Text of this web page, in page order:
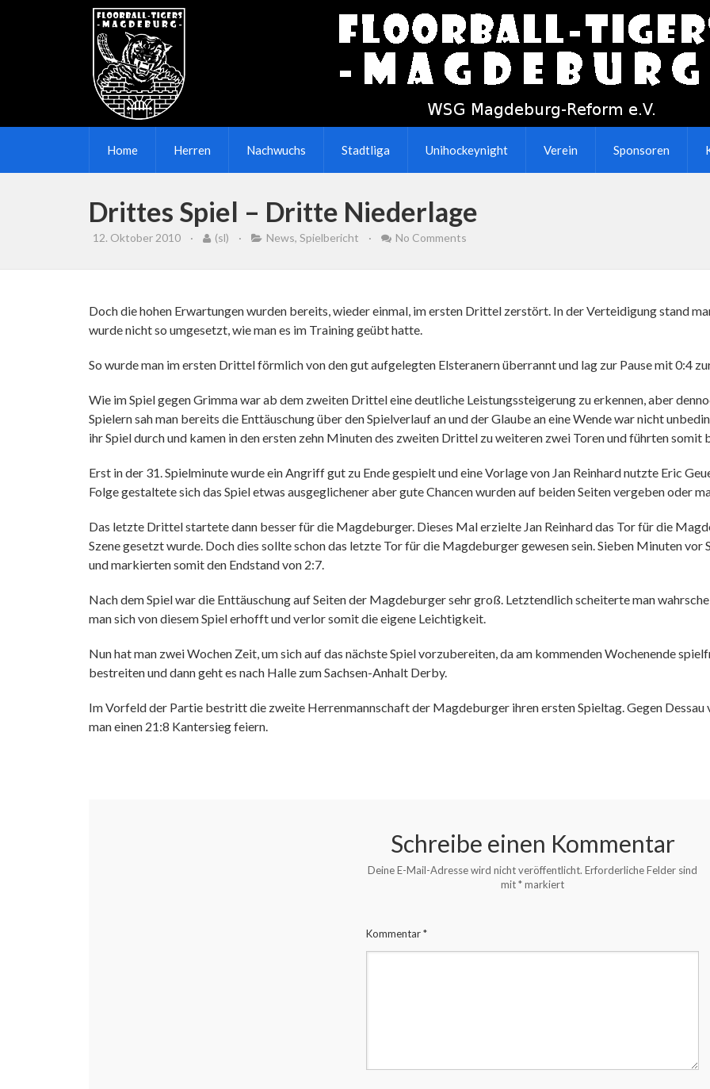
Home Herren Nachwuchs Stadtliga Unihockeynight Verein Sponsoren
Drittes Spiel – Dritte Niederlage
12. Oktober 2010 · (sl) · News, Spielbericht · No Comments
Doch die hohen Erwartungen wurden bereits, wieder einmal, im ersten Drittel zerstört. In der Verteidigung stand
wurde nicht so umgesetzt, wie man es im Training geübt hatte.
So wurde man im ersten Drittel förmlich von den gut aufgelegten Elsteranern überrannt und lag zur Pause mit 0:4
Wie im Spiel gegen Grimma war ab dem zweiten Drittel eine deutliche Leistungssteigerung zu erkennen, aber
Spielern sah man bereits die Enttäuschung über den Spielverlauf an und der Glaube an eine Wende war nicht
ihr Spiel durch und kamen in den ersten zehn Minuten des zweiten Drittel zu weiteren zwei Toren und führten somit
Erst in der 31. Spielminute wurde ein Angriff gut zu Ende gespielt und eine Vorlage von Jan Reinhard nutzte Eric
Folge gestaltete sich das Spiel etwas ausgeglichener aber gute Chancen wurden auf beiden Seiten vergeben oder
Das letzte Drittel startete dann besser für die Magdeburger. Dieses Mal erzielte Jan Reinhard das Tor für die
Szene gesetzt wurde. Doch dies sollte schon das letzte Tor für die Magdeburger gewesen sein. Sieben Minuten
und markierten somit den Endstand von 2:7.
Nach dem Spiel war die Enttäuschung auf Seiten der Magdeburger sehr groß. Letztendlich scheiterte man
man sich von diesem Spiel erhofft und verlor somit die eigene Leichtigkeit.
Nun hat man zwei Wochen Zeit, um sich auf das nächste Spiel vorzubereiten, da am kommenden Wochenende
bestreiten und dann geht es nach Halle zum Sachsen-Anhalt Derby.
Im Vorfeld der Partie bestritt die zweite Herrenmannschaft der Magdeburger ihren ersten Spieltag. Gegen Dessau
man einen 21:8 Kantersieg feiern.
Schreibe einen Kommentar
Deine E-Mail-Adresse wird nicht veröffentlicht. Erforderliche Felder sind
mit*markiert
Kommentar*